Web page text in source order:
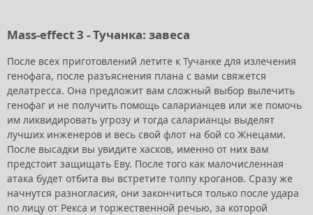
Mass-effect 3 - Тучанка: завеса
После всех приготовлений летите к Тучанке для излечения
генофага, после разъяснения плана с вами свяжется
делатресса. Она предложит вам сложный выбор вылечить
генофаг и не получить помощь саларианцев или же помочь
им ликвидировать угрозу и тогда саларианцы выделят
лучших инженеров и весь свой флот на бой со Жнецами.
После высадки вы увидите хасков, именно от них вам
предстоит защищать Еву. После того как малочисленная
атака будет отбита вы встретите толпу кроганов. Сразу же
начнутся разногласия, они закончиться только после удара
по лицу от Рекса и торжественной речью, за которой